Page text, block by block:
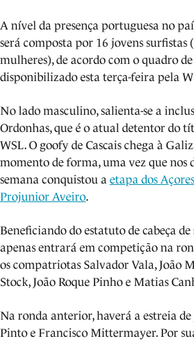
A nível da presença portuguesa no
será composta por 16 jovens surfistas
mulheres), de acordo com o quadro
disponibilizado esta terça-feira pela
No lado masculino, salienta-se a
Ordonhas, que é o atual detentor do
WSL. O goofy de Cascais chega à
momento de forma, uma vez que nos
semana conquistou a etapa dos
Projunior Aveiro.
Beneficiando do estatuto de cabeça de
apenas entrará em competição na
os compatriotas Salvador Vala, João
Stock, João Roque Pinho e Matias
Na ronda anterior, haverá a estreia de
Pinto e Francisco Mittermayer. Por